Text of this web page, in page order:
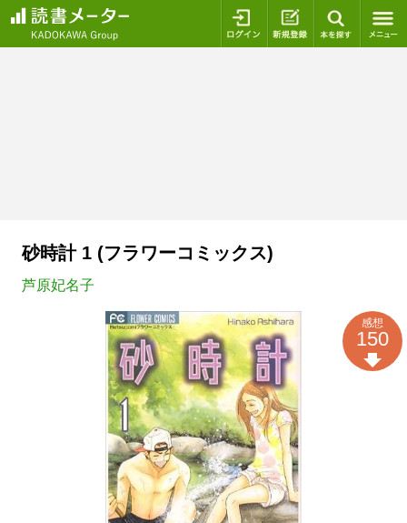
ログイン 新規登録
砂時計 1 (フラワーコミックス)
芦原妃名子
感想
150